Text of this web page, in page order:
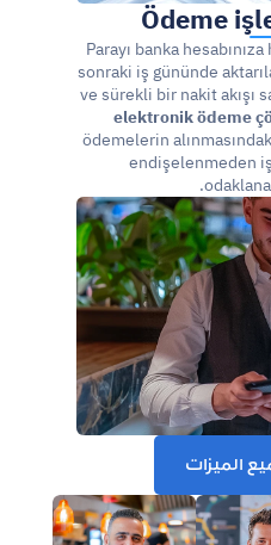
Ödeme
Parayı banka
sonraki iş gününde
elektronik ödeme
ödemelerin
endişelenmeden
الميزات